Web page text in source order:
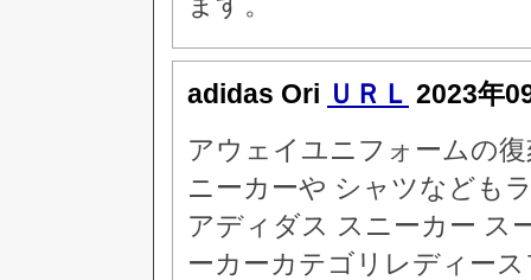
adidas Ori ＵＲＬ 2023年
アウェイユニフォームの
ニーカーや シャツなども
アディダス スニーカー ス
ーカーカテゴリレディー